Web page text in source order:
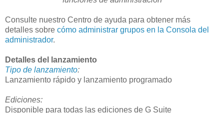
Consulte nuestro Centro de ayuda para obtener más
detalles sobre cómo administrar grupos en la Consola del
administrador.
Detalles del lanzamiento
Tipo de lanzamiento:
Lanzamiento rápido y lanzamiento programado
Ediciones:
Disponible para todas las ediciones de G Suite